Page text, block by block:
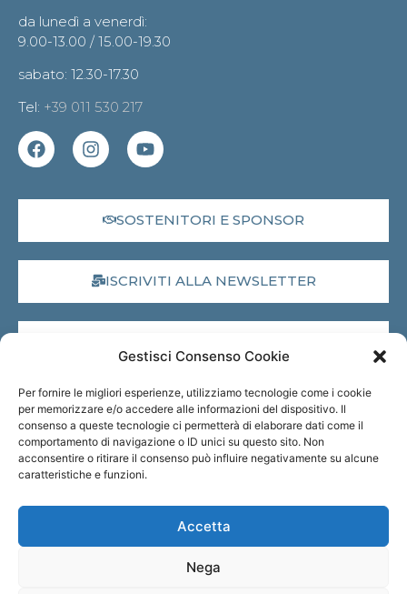
Gestisci Consenso Cookie
Per fornire le migliori esperienze, utilizziamo tecnologie come i cookie
per memorizzare e/o accedere alle informazioni del dispositivo. Il
consenso a queste tecnologie ci permetterà di elaborare dati come il
comportamento di navigazione o ID unici su questo sito. Non
acconsentire o ritirare il consenso può influire negativamente su alcune
caratteristiche e funzioni.
Accetta
Nega
da lunedì a venerdì:
9.00-13.00 / 15.00-19.30
sabato: 12.30-17.30
Tel: +39 011 530 217
SOSTENITORI E SPONSOR
ISCRIVITI ALLA NEWSLETTER
MUSEO VIRTUALE
TRASPARENZA